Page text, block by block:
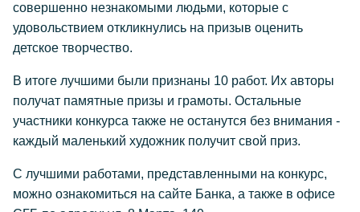
совершенно незнакомыми людьми, которые с
удовольствием откликнулись на призыв оценить
детское творчество.
В итоге лучшими были признаны 10 работ. Их авторы
получат памятные призы и грамоты. Остальные
участники конкурса также не останутся без внимания -
каждый маленький художник получит свой приз.
С лучшими работами, представленными на конкурс,
можно ознакомиться на сайте Банка, а также в офисе